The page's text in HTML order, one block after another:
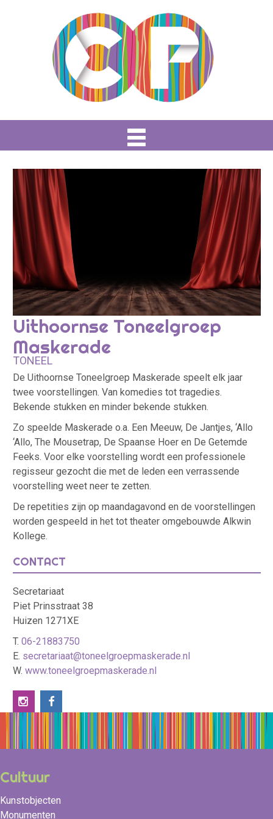
Uithoornse Toneelgroep
Maskerade
TONEEL
De Uithoornse Toneelgroep Maskerade speelt elk jaar
twee voorstellingen. Van komedies tot tragedies.
Bekende stukken en minder bekende stukken.
Zo speelde Maskerade o.a. Een Meeuw, De Jantjes, ‘Allo
‘Allo, The Mousetrap, De Spaanse Hoer en De Getemde
Feeks. Voor elke voorstelling wordt een professionele
regisseur gezocht die met de leden een verrassende
voorstelling weet neer te zetten.
De repetities zijn op maandagavond en de voorstellingen
worden gespeeld in het tot theater omgebouwde Alkwin
Kollege.
CONTACT
Secretariaat
Piet Prinsstraat 38
Huizen 1271XE
T. 06-21883750
E. secretariaat@toneelgroepmaskerade.nl
W. www.toneelgroepmaskerade.nl
Cultuur
Kunstobjecten
Monumenten